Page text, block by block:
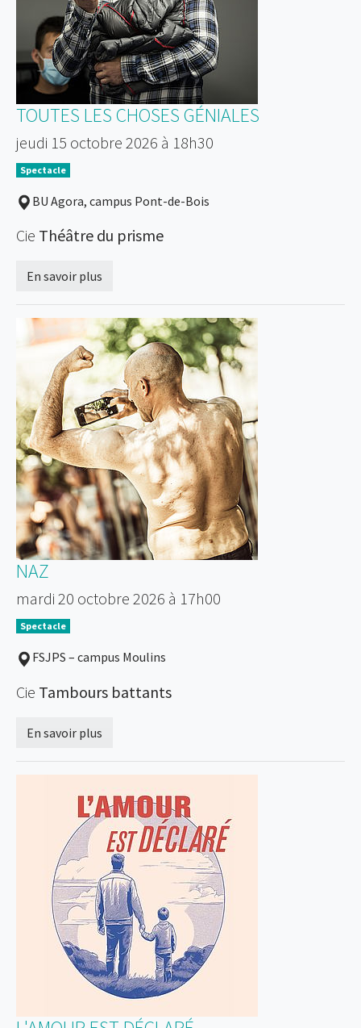
TOUTES LES CHOSES GÉNIALES
jeudi 15 octobre 2026 à 18h30
Spectacle
BU Agora, campus Pont-de-Bois
Cie Théâtre du prisme
En savoir plus
NAZ
mardi 20 octobre 2026 à 17h00
Spectacle
FSJPS – campus Moulins
Cie Tambours battants
En savoir plus